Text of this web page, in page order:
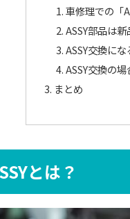
車修理での「
ASSY部品は
ASSY交換に
ASSY交換の
まとめ
とは？